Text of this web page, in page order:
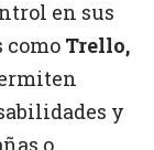
en sus
como Trello,
y
o